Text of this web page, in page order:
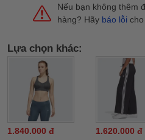
Nếu bạn không thêm
hàng? Hãy báo lỗi cho
Lựa chọn khác:
1.840.000 đ 1.620.000 đ